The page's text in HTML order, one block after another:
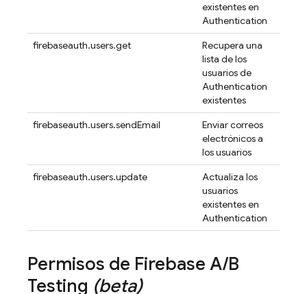
existentes en
Authentication
firebaseauth.users.get
Recupera una
lista de los
usuarios de
Authentication
existentes
firebaseauth.users.sendEmail
Enviar correos
electrónicos a
los usuarios
firebaseauth.users.update
Actualiza los
usuarios
existentes en
Authentication
Permisos de Firebase A/B
Testing (beta)